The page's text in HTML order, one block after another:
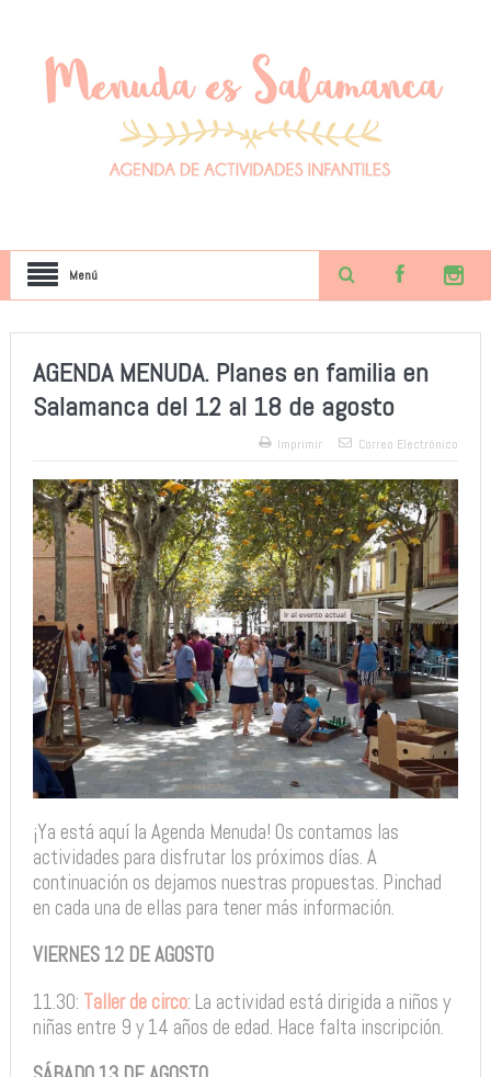
Menú
AGENDA MENUDA. Planes en familia en
Salamanca del 12 al 18 de agosto
Imprimir Correo Electrónico
¡Ya está aquí la Agenda Menuda! Os contamos las
actividades para disfrutar los próximos días. A
continuación os dejamos nuestras propuestas. Pinchad
en cada una de ellas para tener más información.
VIERNES 12 DE AGOSTO
11.30: Taller de circo: La actividad está dirigida a niños y
niñas entre 9 y 14 años de edad. Hace falta inscripción.